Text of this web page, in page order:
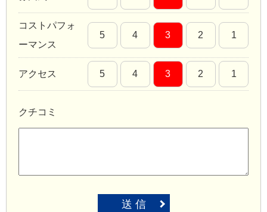
コストパフォ
ーマンス
5 4 3 2 1
アクセス 5 4 3 2 1
クチコミ
送 信